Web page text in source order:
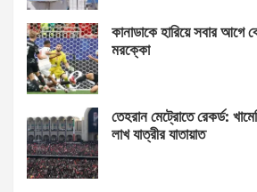
কানাডাকে হারিয়ে সবার আগে
মরক্কো
তেহরান মেট্রোতে রেকর্ড:
লাখ যাত্রীর যাতায়াত